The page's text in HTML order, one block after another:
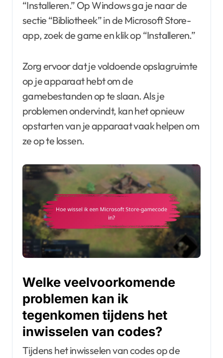
“Installeren.” Op Windows ga je naar de
sectie “Bibliotheek” in de Microsoft Store-
app, zoek de game en klik op “Installeren.”
Zorg ervoor dat je voldoende opslagruimte
op je apparaat hebt om de
gamebestanden op te slaan. Als je
problemen ondervindt, kan het opnieuw
opstarten van je apparaat vaak helpen om
ze op te lossen.
Welke veelvoorkomende
problemen kan ik
tegenkomen tijdens het
inwisselen van codes?
Tijdens het inwisselen van codes op de